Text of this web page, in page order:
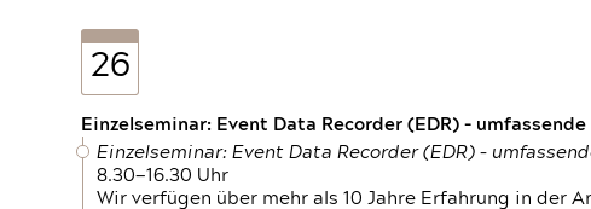
26
Einzelseminar: Event Data Recorder (EDR) –
Einzelseminar: Event Data Recorder (EDR) –
8.30—16.30 Uhr
Wir verfügen über mehr als 10 Jahre Erfahrung in der